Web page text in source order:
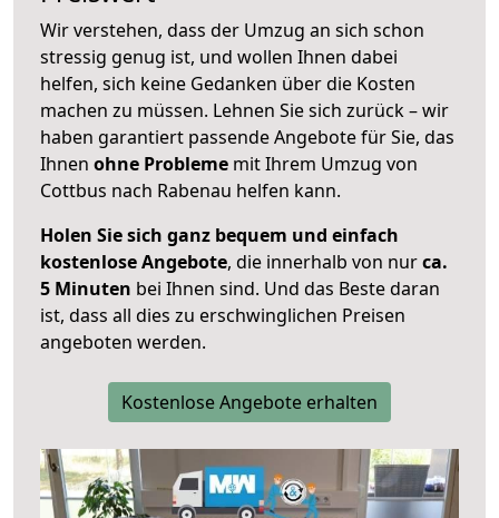
Wir verstehen, dass der Umzug an sich schon
stressig genug ist, und wollen Ihnen dabei
helfen, sich keine Gedanken über die Kosten
machen zu müssen. Lehnen Sie sich zurück – wir
haben garantiert passende Angebote für Sie, das
Ihnen ohne Probleme mit Ihrem Umzug von
Cottbus nach Rabenau helfen kann.
Holen Sie sich ganz bequem und einfach
kostenlose Angebote, die innerhalb von nurca.
5 Minuten bei Ihnen sind. Und das Beste daran
ist, dass all dies zu erschwinglichen Preisen
angeboten werden.
Kostenlose Angebote erhalten